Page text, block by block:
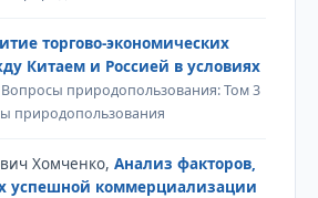
торгово-экономических
Китаем и Россией в условиях
Вопросы природопользования: Том 3
природопользования
Хомченко, Анализ факторов,
успешной коммерциализации